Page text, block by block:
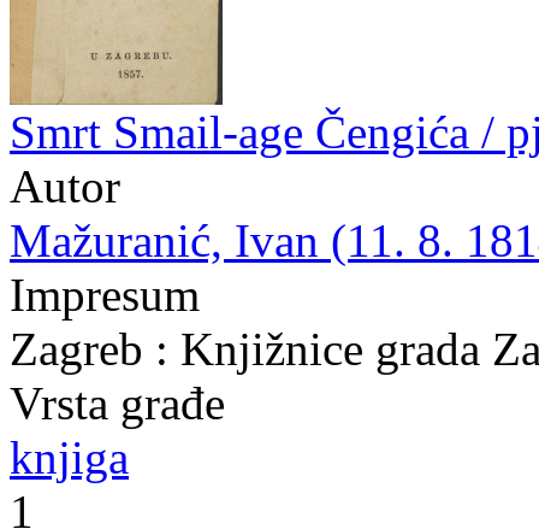
Smrt Smail-age Čengića /
Autor
Mažuranić, Ivan (11. 8.
Impresum
Zagreb : Knjižnice grada
Vrsta građe
knjiga
1